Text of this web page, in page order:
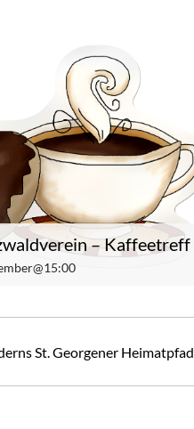
– Kaffeetreff
St. Georgener Heimatpfad